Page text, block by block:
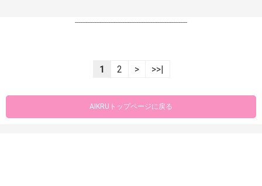
----------------------------------------------------------------
1 2 > >>|
AIKRUトップページに戻る